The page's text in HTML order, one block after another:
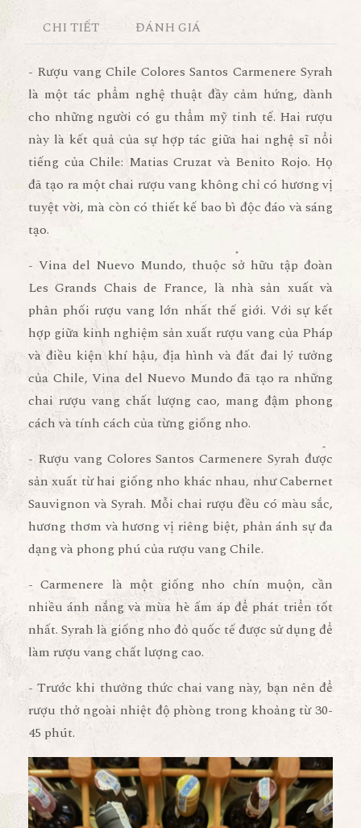
CHI TIẾT ĐÁNH GIÁ
- Rượu vang Chile Colores Santos Carmenere Syrah
là một tác phẩm nghệ thuật đầy cảm hứng, dành
cho những người có gu thẩm mỹ tinh tế. Hai rượu
này là kết quả của sự hợp tác giữa hai nghệ sĩ nổi
tiếng của Chile: Matias Cruzat và Benito Rojo. Họ
đã tạo ra một chai rượu vang không chỉ có hương vị
tuyệt vời, mà còn có thiết kế bao bì độc đáo và sáng
tạo.
- Vina del Nuevo Mundo, thuộc sở hữu tập đoàn
Les Grands Chais de France, là nhà sản xuất và
phân phối rượu vang lớn nhất thế giới. Với sự kết
hợp giữa kinh nghiệm sản xuất rượu vang của Pháp
và điều kiện khí hậu, địa hình và đất đai lý tưởng
của Chile, Vina del Nuevo Mundo đã tạo ra những
chai rượu vang chất lượng cao, mang đậm phong
cách và tính cách của từng giống nho.
- Rượu vang Colores Santos Carmenere Syrah được
sản xuất từ hai giống nho khác nhau, như Cabernet
Sauvignon và Syrah. Mỗi chai rượu đều có màu sắc,
hương thơm và hương vị riêng biệt, phản ánh sự đa
dạng và phong phú của rượu vang Chile.
- Carmenere là một giống nho chín muộn, cần
nhiều ánh nắng và mùa hè ấm áp để phát triển tốt
nhất. Syrah là giống nho đỏ quốc tế được sử dụng để
làm rượu vang chất lượng cao.
- Trước khi thưởng thức chai vang này, bạn nên để
rượu thở ngoài nhiệt độ phòng trong khoảng từ 30-
45 phút.